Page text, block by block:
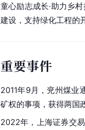
童心励志成长·助力乡
建设，支持绿化工程的
重要事件
2011年9月，兖州煤业
矿权的事项，获得两国
2022年，
上海证券交